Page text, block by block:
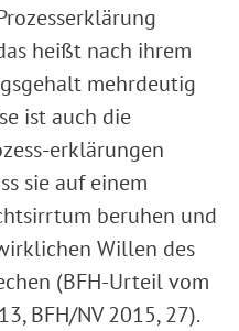
heißt nach ihrem
mehrdeutig
ist auch die
erklärungen
sie auf einem
beruhen und
Willen des
(BFH-Urteil vom
BFH/NV 2015, 27).